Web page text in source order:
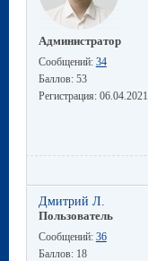
Администратор
Сообщений: 34
Баллов: 53
Регистрация: 06.04.2021
Дмитрий Л.
Пользователь
Сообщений: 36
Баллов: 18